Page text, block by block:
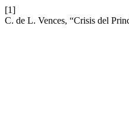
[1]
C. de L. Vences, “Crisis del